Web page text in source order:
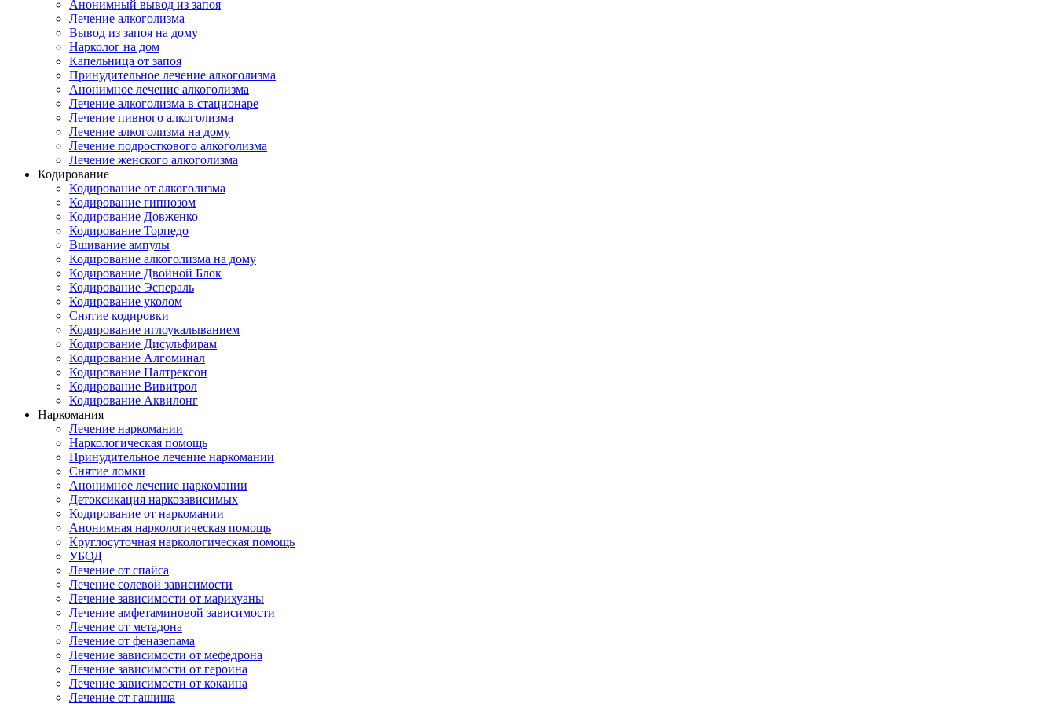
Анонимный вывод из запоя
Лечение алкоголизма
Вывод из запоя на дому
Нарколог на дом
Капельница от запоя
Принудительное лечение алкоголизма
Анонимное лечение алкоголизма
Лечение алкоголизма в стационаре
Лечение пивного алкоголизма
Лечение алкоголизма на дому
Лечение подросткового алкоголизма
Лечение женского алкоголизма
Кодирование
Кодирование от алкоголизма
Кодирование гипнозом
Кодирование Довженко
Кодирование Торпедо
Вшивание ампулы
Кодирование алкоголизма на дому
Кодирование Двойной Блок
Кодирование Эспераль
Кодирование уколом
Снятие кодировки
Кодирование иглоукалыванием
Кодирование Дисульфирам
Кодирование Алгоминал
Кодирование Налтрексон
Кодирование Вивитрол
Кодирование Аквилонг
Наркомания
Лечение наркомании
Наркологическая помощь
Принудительное лечение наркомании
Снятие ломки
Анонимное лечение наркомании
Детоксикация наркозависимых
Кодирование от наркомании
Анонимная наркологическая помощь
Круглосуточная наркологическая помощь
УБОД
Лечение от спайса
Лечение солевой зависимости
Лечение зависимости от марихуаны
Лечение амфетаминовой зависимости
Лечение от метадона
Лечение от феназепама
Лечение зависимости от мефедрона
Лечение зависимости от героина
Лечение зависимости от кокаина
Лечение от гашиша